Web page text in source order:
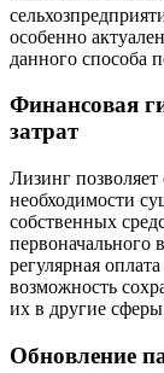
особенно
данного способа
Финансовая
затрат
Лизинг
необходимости
собственных
первоначального
регулярная
возможность
их в другие сферы
Обновление